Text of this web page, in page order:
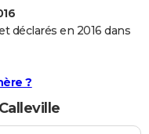
déclarés en 2016 dans
?